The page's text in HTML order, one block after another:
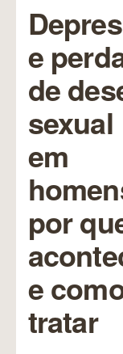
e
de
sexual
em
por
e
tratar